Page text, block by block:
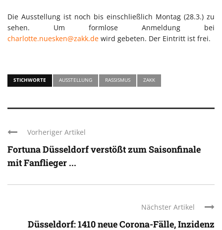
Die Ausstellung ist noch bis einschließlich Montag (28.3.) zu
sehen. Um formlose Anmeldung bei
charlotte.nuesken@zakk.de wird gebeten. Der Eintritt ist frei.
STICHWORTE AUSSTELLUNG RASSISMUS ZAKK
Vorheriger Artikel
Fortuna Düsseldorf verstößt zum Saisonfinale
mit Fanflieger ...
Nächster Artikel
Düsseldorf: 1410 neue Corona-Fälle, Inzidenz